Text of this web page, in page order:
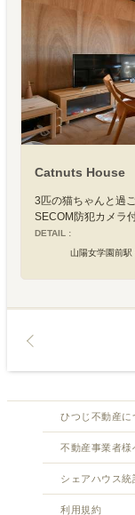
Catnuts House
3匹の猫ちゃんと過
SECOM防犯カメラ
DETAIL :
山陽女学園前駅
ひつじ不動産に
不動産事業者様
シェアハウス統
利用規約